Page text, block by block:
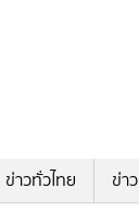
ข่าวทั่วไทย ข่า